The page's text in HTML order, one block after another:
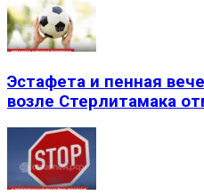
Эстафета и пенная
возле Стерлитамака